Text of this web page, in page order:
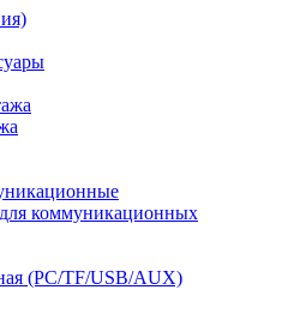
для коммуникационных
(PC/TF/USB/AUX)